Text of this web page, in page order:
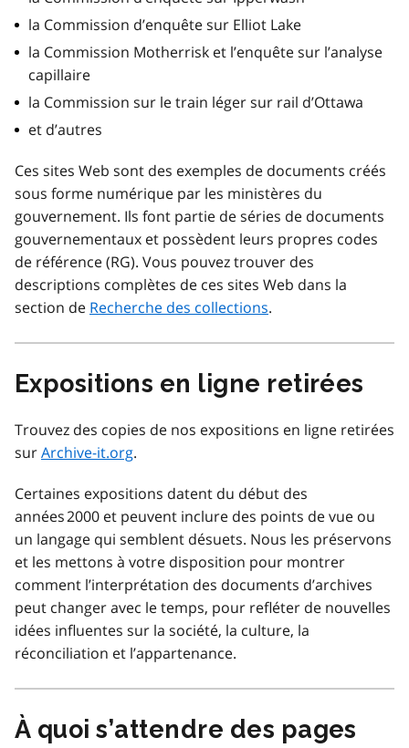
la Commission d’enquête sur Elliot Lake
la Commission Motherrisk et l’enquête sur l’analyse
capillaire
la Commission sur le train léger sur rail d’Ottawa
et d’autres
Ces sites Web sont des exemples de documents créés
sous forme numérique par les ministères du
gouvernement. Ils font partie de séries de documents
gouvernementaux et possèdent leurs propres codes
de référence (RG). Vous pouvez trouver des
descriptions complètes de ces sites Web dans la
section de Recherche des collections.
Expositions en ligne retirées
Trouvez des copies de nos expositions en ligne retirées
surArchive-it.org.
Certaines expositions datent du début des
années 2000 et peuvent inclure des points de vue ou
un langage qui semblent désuets. Nous les préservons
et les mettons à votre disposition pour montrer
comment l’interprétation des documents d’archives
peut changer avec le temps, pour refléter de nouvelles
idées influentes sur la société, la culture, la
réconciliation et l’appartenance.
À quoi s’attendre des pages